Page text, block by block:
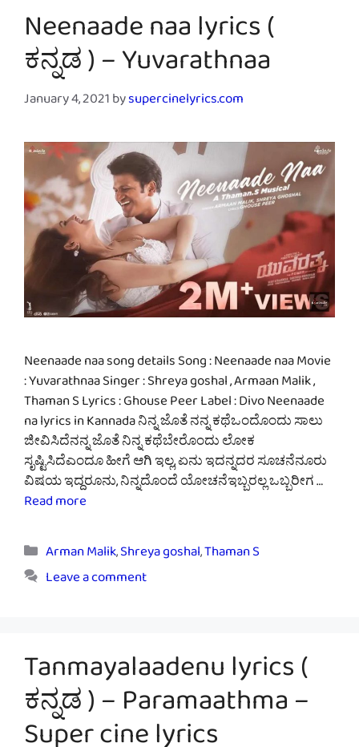
Neenaade naa lyrics (
ಕನ್ನಡ ) – Yuvarathnaa
January 4, 2021bysupercinelyrics.com
Neenaade naa song details Song : Neenaade naa Movie
: Yuvarathnaa Singer : Shreya goshal , Armaan Malik ,
Thaman S Lyrics : Ghouse Peer Label : Divo Neenaade
na lyrics in Kannada ನಿನ್ನ ಜೊತೆ ನನ್ನ ಕಥೆಒಂದೊಂದು ಸಾಲು
ಜೀವಿಸಿದೆನನ್ನ ಜೊತೆ ನಿನ್ನ ಕಥೆಬೇರೊಂದು ಲೋಕ
ಸೃಷ್ಟಿಸಿದೆಎಂದೂ ಹೀಗೆ ಆಗಿ ಇಲ್ಲ, ಏನು ಇದನ್ನದರ ಸೂಚನೆನೂರು
ವಿಷಯ ಇದ್ದರೂನು, ನಿನ್ನದೊಂದೆ ಯೋಚನೆಇಬ್ಬರಲ್ಲ ಒಬ್ಬರೀಗ …
Read more
Categories
Arman Malik,Shreya goshal,Thaman S
Leave a comment
Tanmayalaadenu lyrics (
ಕನ್ನಡ ) – Paramaathma –